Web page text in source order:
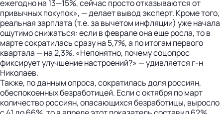
ежегодно на 13—15%, сейчас просто отказываются от
привычных покупок», — делает вывод эксперт. Кроме того,
реальная зарплата (т.е. за вычетом инфляции) уже начала
ощутимо снижаться: если в феврале она еще росла, то в
марте сократилась сразу на 5,7%, а по итогам первого
квартала — на 2,3%. «Непонятно, почему соцопрос
фиксирует улучшение настроений?» — удивляется г-н
Николаев.
Также, по данным опроса, сократилась доля россиян,
обеспокоенных безработицей. Если с октября по март
количество россиян, опасающихся безработицы, выросло